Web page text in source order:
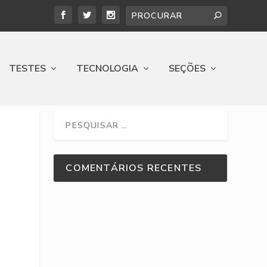
TESTES TECNOLOGIA SEÇÕES
COMENTÁRIOS RECENTES